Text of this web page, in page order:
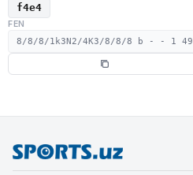
f4e4
FEN
8/8/8/1k3N2/4K3/8/8/8 b - - 1 49